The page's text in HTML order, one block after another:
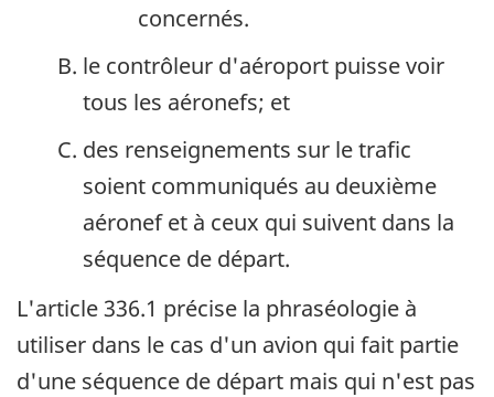
concernés.
le contrôleur d'aéroport puisse voir
tous les aéronefs; et
des renseignements sur le trafic
soient communiqués au deuxième
aéronef et à ceux qui suivent dans la
séquence de départ.
L'article 336.1 précise la phraséologie à
utiliser dans le cas d'un avion qui fait partie
d'une séquence de départ mais qui n'est pas